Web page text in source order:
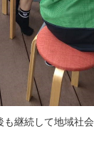
も継続して地域社